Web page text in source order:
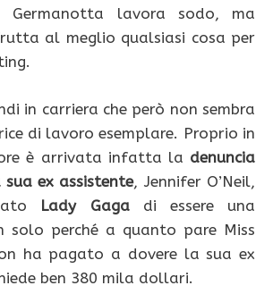
Germanotta lavora sodo, ma
al meglio qualsiasi cosa per
in carriera che però non sembra
di lavoro esemplare. Proprio in
è arrivata infatta la denuncia
ex assistente, Jennifer O’Neil,
Lady Gagadi essere una
solo perché a quanto pare Miss
ha pagato a dovere la sua ex
ben 380 mila dollari.